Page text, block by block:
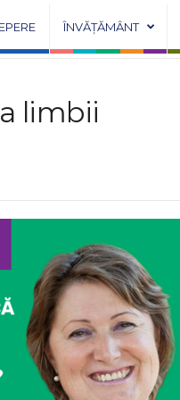
ÎNVĂȚĂMÂNT
limbii